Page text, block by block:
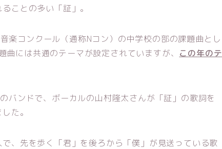
ことの多い「証」。
楽コンクール（通称Nコン）の中学校の部の課題曲とし
には共通のテーマが設定されていますが、 この年のテ
ンドで、ボーカルの山村隆太さんが「証」の歌詞を
た。
、先を歩く「君」を後ろから「僕」が見送っている歌